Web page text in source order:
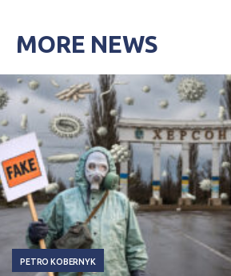
MORE NEWS
PETRO KOBERNYK